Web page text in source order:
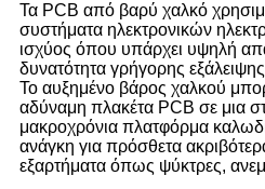
Τα PCB από βαρύ χαλκό
συστήματα ηλεκτρονικών
ισχύος όπου υπάρχει υψηλή
δυνατότητα γρήγορης
Το αυξημένο βάρος χαλκού
αδύναμη πλακέτα PCB σε μια
μακροχρόνια πλατφόρμα
ανάγκη για πρόσθετα
εξαρτήματα όπως ψύκτρες,